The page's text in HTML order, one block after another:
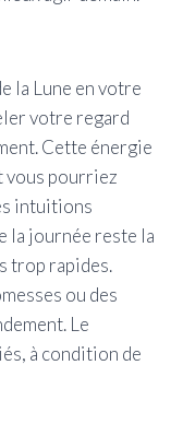
la Lune en votre
votre regard
Cette énergie
vous pourriez
intuitions
la journée reste la
trop rapides.
ou des
Le
à condition de